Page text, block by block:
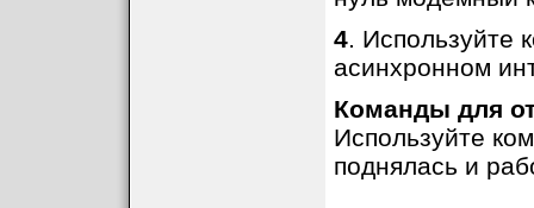
4. Используйте
асинхронном
Команды для
Используйте
поднялась и